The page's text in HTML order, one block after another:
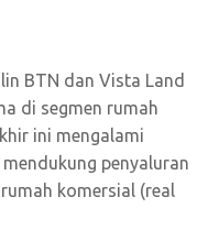
BTN dan Vista Land
di segmen rumah
ini mengalami
penyaluran
rumah komersial (real